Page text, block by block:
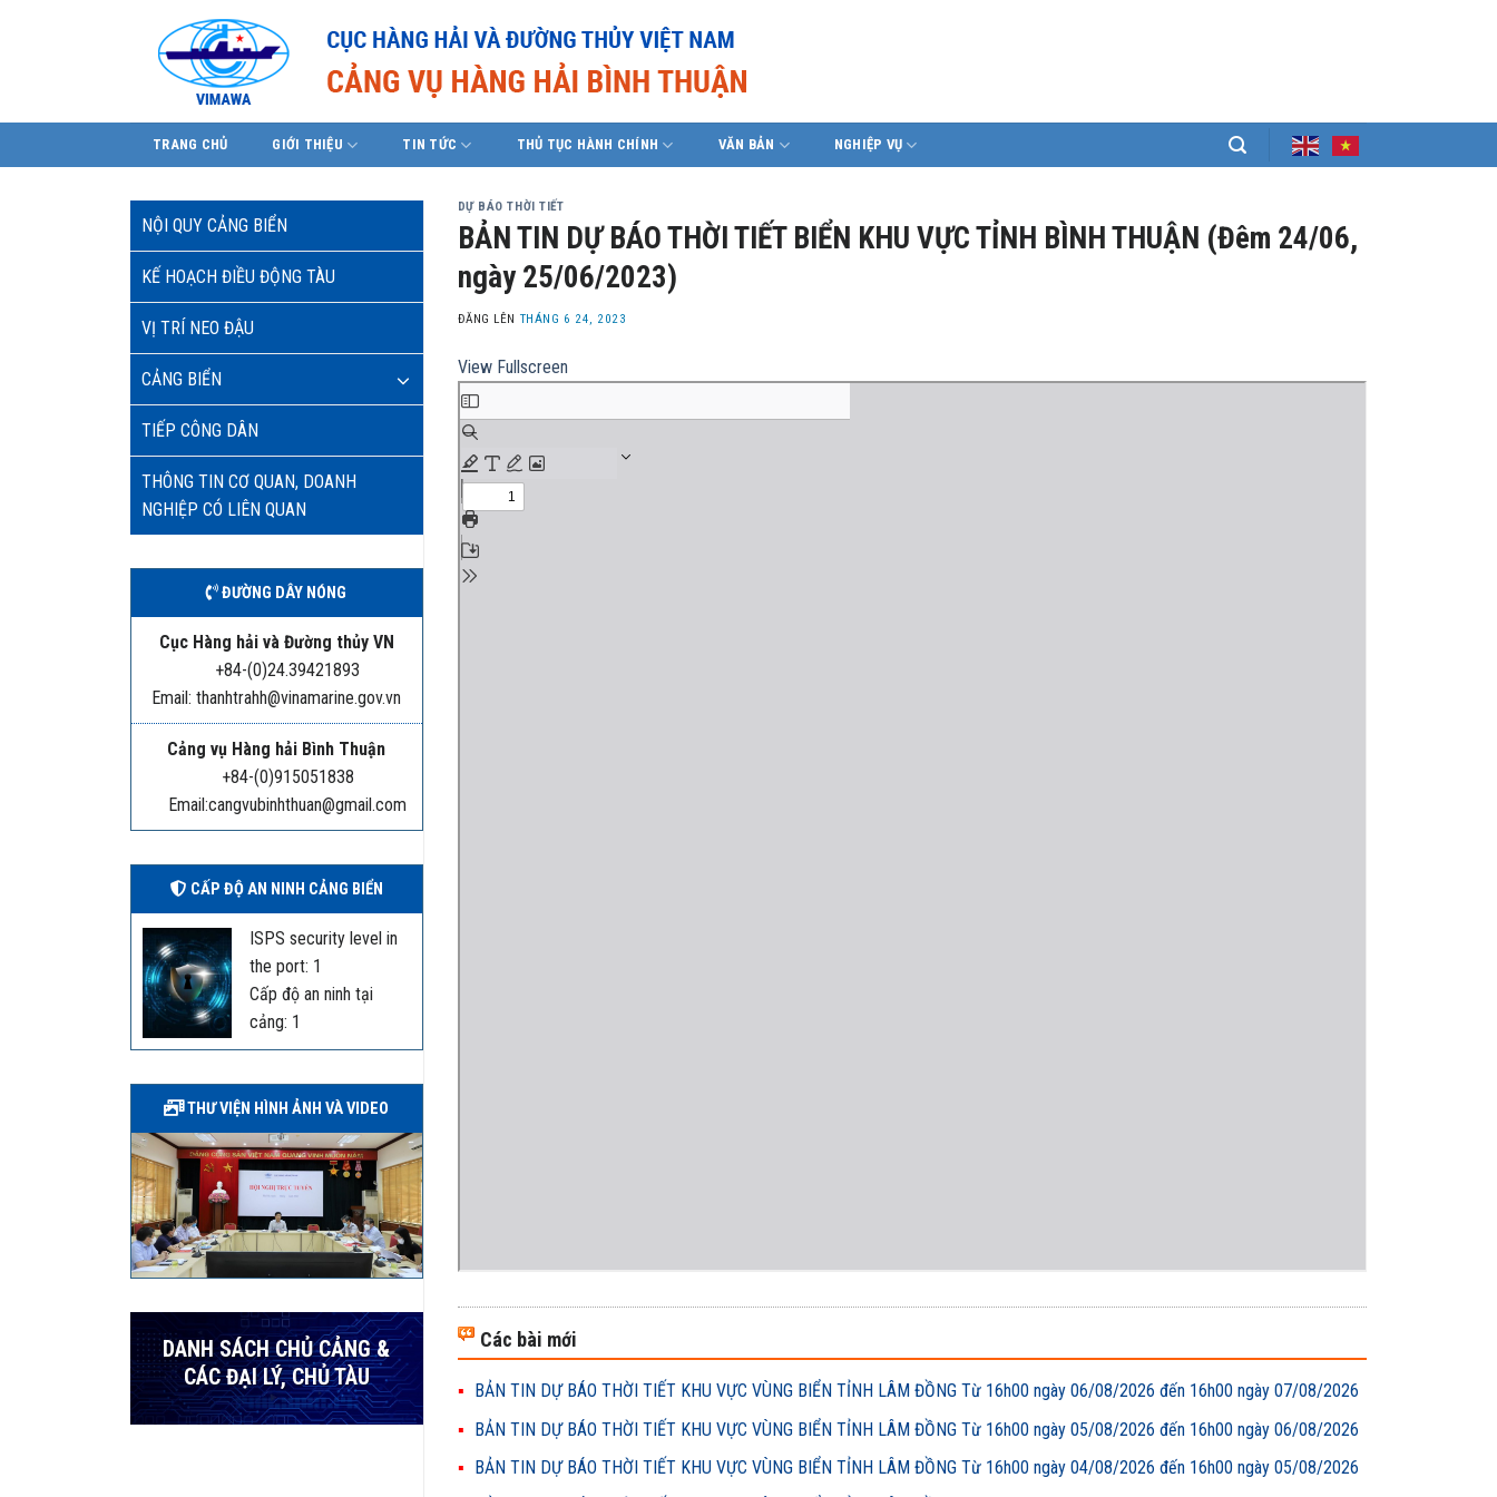
TRANG CHỦ GIỚI THIỆU TIN TỨC THỦ TỤC HÀNH CHÍNH VĂN BẢN NGHIỆP VỤ
NỘI QUY CẢNG BIỂN
KẾ HOẠCH ĐIỀU ĐỘNG TÀU
VỊ TRÍ NEO ĐẬU
CẢNG BIỂN
TIẾP CÔNG DÂN
THÔNG TIN CƠ QUAN, DOANH
NGHIỆP CÓ LIÊN QUAN
ĐƯỜNG DÂY NÓNG
Cục Hàng hải và Đường thủy VN
+84-(0)24.39421893
Email: thanhtrahh@vinamarine.gov.vn
Cảng vụ Hàng hải Bình Thuận
+84-(0)915051838
Email:cangvubinhthuan@gmail.com
CẤP ĐỘ AN NINH CẢNG BIỂN
ISPS security level in
the port: 1
Cấp độ an ninh tại
cảng: 1
THƯ VIỆN HÌNH ẢNH VÀ VIDEO
DANH SÁCH CHỦ CẢNG &
CÁC ĐẠI LÝ, CHỦ TÀU
DỰ BÁO THỜI TIẾT
BẢN TIN DỰ BÁO THỜI TIẾT BIỂN KHU VỰC TỈNH BÌNH THUẬN (Đêm 24/06,
ngày 25/06/2023)
ĐĂNG LÊN THÁNG 6 24, 2023
View Fullscreen
Các bài mới
BẢN TIN DỰ BÁO THỜI TIẾT KHU VỰC VÙNG BIỂN TỈNH LÂM ĐỒNG Từ 16h00 ngày 06/08/2026 đến 16h00 ngày 07/08/2026
BẢN TIN DỰ BÁO THỜI TIẾT KHU VỰC VÙNG BIỂN TỈNH LÂM ĐỒNG Từ 16h00 ngày 05/08/2026 đến 16h00 ngày 06/08/2026
BẢN TIN DỰ BÁO THỜI TIẾT KHU VỰC VÙNG BIỂN TỈNH LÂM ĐỒNG Từ 16h00 ngày 04/08/2026 đến 16h00 ngày 05/08/2026